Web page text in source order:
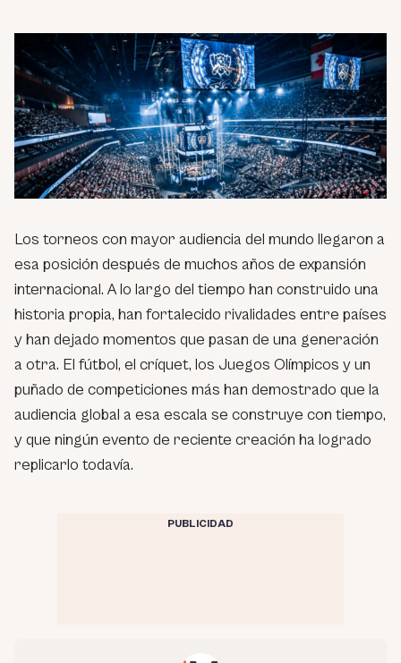
Los torneos con mayor audiencia del mundo llegaron a
esa posición después de muchos años de expansión
internacional. A lo largo del tiempo han construido una
historia propia, han fortalecido rivalidades entre países
y han dejado momentos que pasan de una generación
a otra. El fútbol, el críquet, los Juegos Olímpicos y un
puñado de competiciones más han demostrado que la
audiencia global a esa escala se construye con tiempo,
y que ningún evento de reciente creación ha logrado
replicarlo todavía.
PUBLICIDAD